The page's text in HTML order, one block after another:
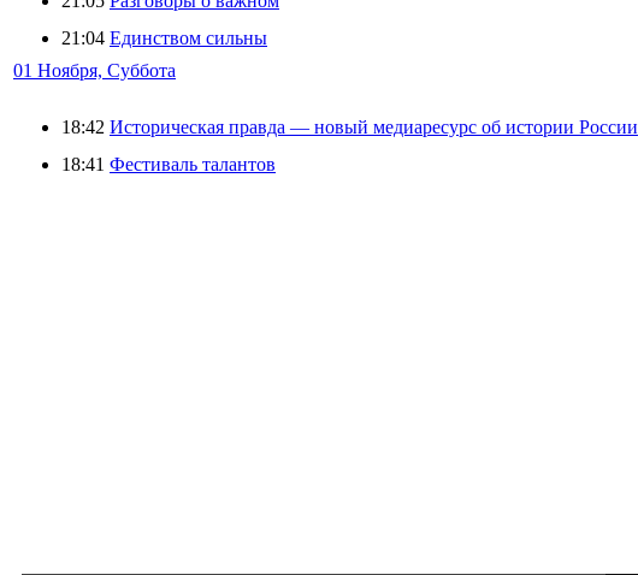
21:04 Единством сильны
01 Ноября, Суббота
18:42 Историческая правда — новый медиаресурс об истории России
18:41 Фестиваль талантов